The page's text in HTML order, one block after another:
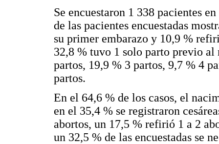
Se encuestaron 1 338 pacientes
de las pacientes encuestadas
su primer embarazo y 10,9 %
32,8 % tuvo 1 solo parto previo al
partos, 19,9 % 3 partos, 9,7 % 4
partos.
En el 64,6 % de los casos, el
en el 35,4 % se registraron
abortos, un 17,5 % refirió 1 a 2
un 32,5 % de las encuestadas se